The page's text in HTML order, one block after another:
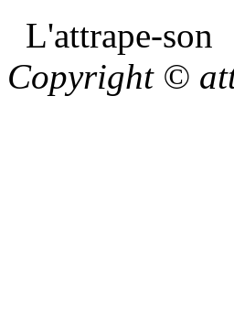
L'attrape-
Copyright ©